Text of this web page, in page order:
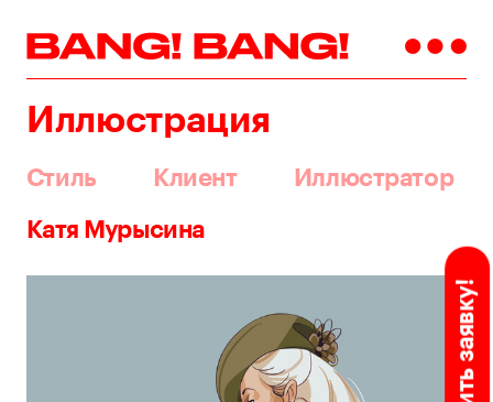
Иллюстрация
Стиль Клиент Иллюстратор
Катя Мурысина